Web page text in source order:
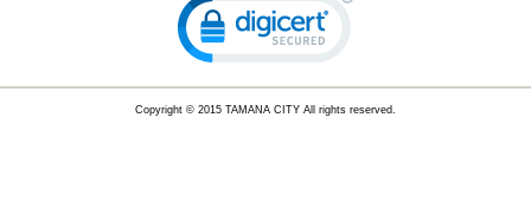
Copyright © 2015 TAMANA CITY All rights reserved.